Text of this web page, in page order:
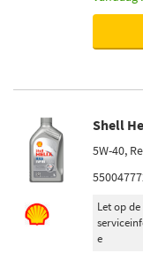
Shell
5W-40,
Let op de
e